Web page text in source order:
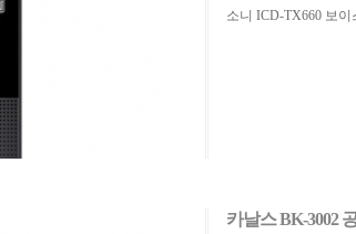
소니 ICD-TX660 보이
카날스 BK-3002